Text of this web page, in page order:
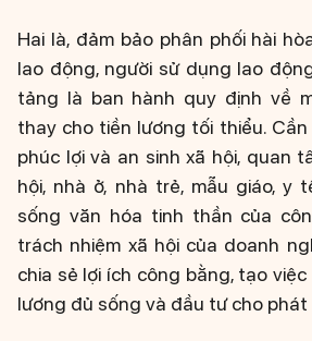
Hai là, đảm bảo phân phối hài
lao động, người sử dụng lao
tảng là ban hành quy định về
thay cho tiền lương tối thiểu.
phúc lợi và an sinh xã hội, quan
hội, nhà ở, nhà trẻ, mẫu giáo, y
sống văn hóa tinh thần của
trách nhiệm xã hội của doanh
chia sẻ lợi ích công bằng, tạo
lương đủ sống và đầu tư cho phát